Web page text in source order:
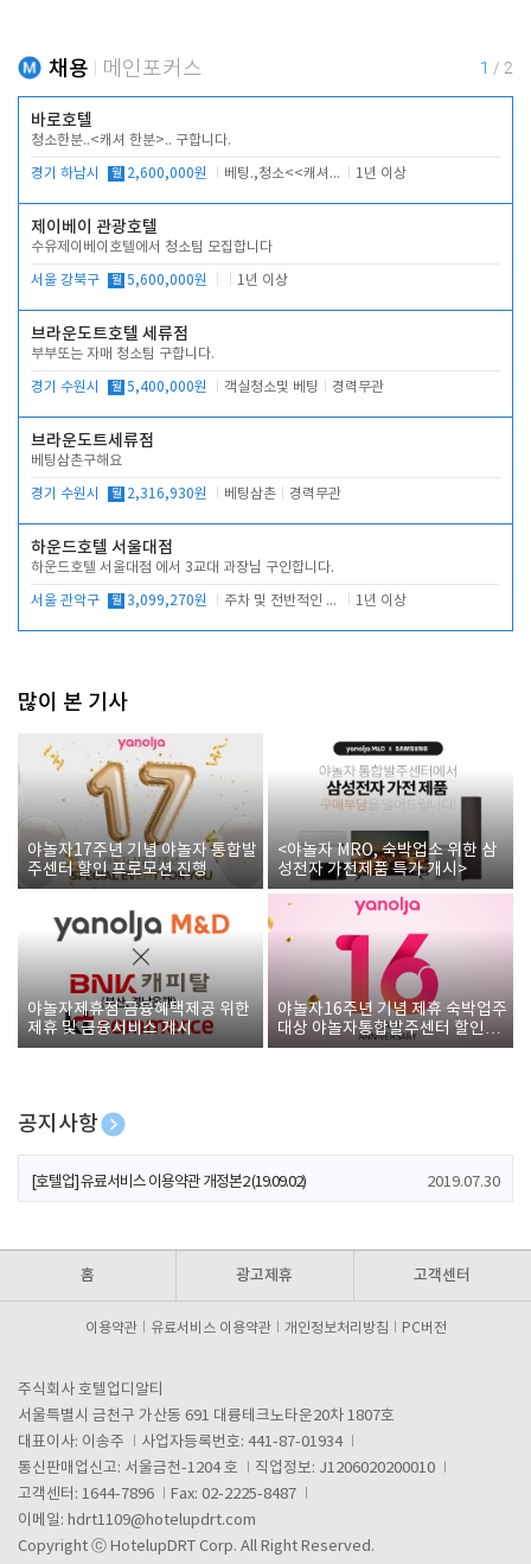
채용 메인포커스 1 / 2
바로호텔
청소한분..<캐셔 한분>.. 구합니다.
경기 하남시 월 2,600,000원 베팅.,청소<<캐셔 모셔봅니다. 1년 이상
제이베이 관광호텔
수유제이베이호텔에서 청소팀 모집합니다
서울 강북구 월 5,600,000원 1년 이상
브라운도트호텔 세류점
부부또는 자매 청소팀 구합니다.
경기 수원시 월 5,400,000원 객실청소및 베팅 경력무관
브라운도트세류점
베팅삼촌구해요
경기 수원시 월 2,316,930원 베팅삼촌 경력무관
하운드호텔 서울대점
하운드호텔 서울대점 에서 3교대 과장님 구인합니다.
서울 관악구 월 3,099,270원 주차 및 전반적인 당번업무 1년 이상
많이 본 기사
야놀자17주년 기념 야놀자 통합발
주센터 할인 프로모션 진행
<야놀자 MRO, 숙박업소 위한 삼
성전자 가전제품 특가 개시>
야놀자제휴점 금융혜택제공 위한
제휴 및 금융서비스 게시
야놀자16주년 기념 제휴 숙박업주
대상 야놀자통합발주센터 할인쿠
폰 증정
공지사항
[호텔업] 개인정보 처리방침 개정본1 (19.09.02)
[호텔업] 유료서비스 이용약관 개정본2 (19.09.02) 2019.07.30
홈 광고제휴 고객센터
이용약관 유료서비스 이용약관 개인정보처리방침 PC버전
주식회사 호텔업디알티
서울특별시 금천구 가산동 691 대륭테크노타운20차 1807호
대표이사: 이송주
사업자등록번호: 441-87-01934
통신판매업신고: 서울금천-1204 호
직업정보: J1206020200010
고객센터: 1644-7896
Fax: 02-2225-8487
이메일: hdrt1109@hotelupdrt.com
Copyright ⓒ HotelupDRT Corp. All Right Reserved.